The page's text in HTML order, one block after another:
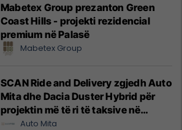
Mabetex Group prezanton Green
Coast Hills - projekti rezidencial
premium në Palasë
Mabetex Group
SCAN Ride and Delivery zgjedh Auto
Mita dhe Dacia Duster Hybrid për
projektin më të ri të taksive në
Prishtinë
Auto Mita